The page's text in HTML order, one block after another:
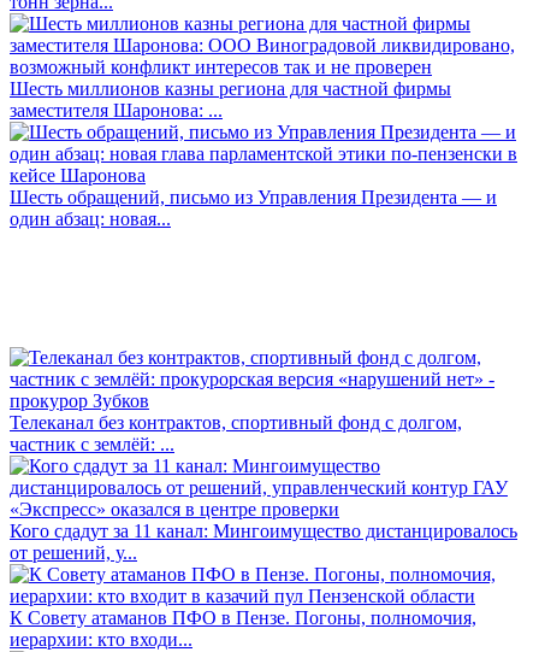
Шесть миллионов казны региона для частной фирмы
заместителя Шаронова: ...
Шесть обращений, письмо из Управления Президента — и
один абзац: новая...
Телеканал без контрактов, спортивный фонд с долгом,
частник с землёй: ...
Кого сдадут за 11 канал: Мингоимущество дистанцировалось
от решений, у...
К Совету атаманов ПФО в Пензе. Погоны, полномочия,
иерархии: кто входи...